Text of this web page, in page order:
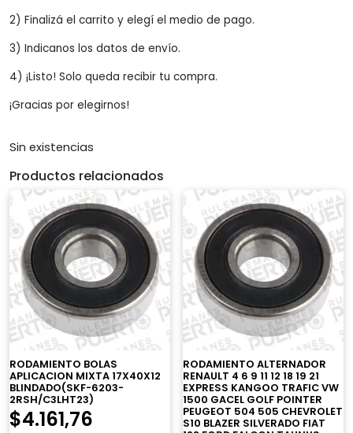
2) Finalizá el carrito y elegí el medio de pago.
3) Indicanos los datos de envío.
4) ¡Listo! Solo queda recibir tu compra.
¡Gracias por elegirnos!
Sin existencias
Productos relacionados
RODAMIENTO BOLAS
APLICACION MIXTA 17X40X12
BLINDADO(SKF-6203-
2RSH/C3LHT23)
$4.161,76
RODAMIENTO ALTERNADOR
RENAULT 4 6 9 11 12 18 19 21
EXPRESS KANGOO TRAFIC VW
1500 GACEL GOLF POINTER
PEUGEOT 504 505 CHEVROLET
S10 BLAZER SILVERADO FIAT